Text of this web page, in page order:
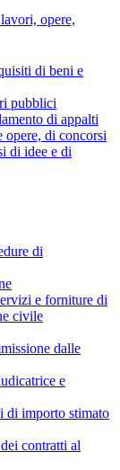
opere,
di beni e
pubblici
di appalti
di concorsi
di idee e di
di
e forniture di
civile
dalle
e
di importo stimato
contratti al